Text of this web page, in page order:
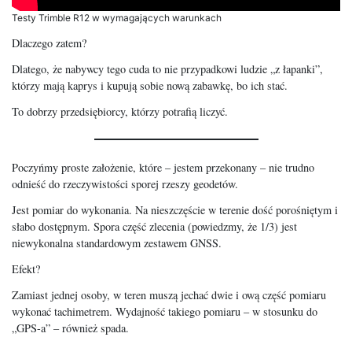
Testy Trimble R12 w wymagających warunkach
Dlaczego zatem?
Dlatego, że nabywcy tego cuda to nie przypadkowi ludzie „z łapanki”,
którzy mają kaprys i kupują sobie nową zabawkę, bo ich stać.
To dobrzy przedsiębiorcy, którzy potrafią liczyć.
Poczyńmy proste założenie, które – jestem przekonany – nie trudno
odnieść do rzeczywistości sporej rzeszy geodetów.
Jest pomiar do wykonania. Na nieszczęście w terenie dość porośniętym i
słabo dostępnym. Spora część zlecenia (powiedzmy, że 1/3) jest
niewykonalna standardowym zestawem GNSS.
Efekt?
Zamiast jednej osoby, w teren muszą jechać dwie i ową część pomiaru
wykonać tachimetrem. Wydajność takiego pomiaru – w stosunku do
„GPS-a” – również spada.